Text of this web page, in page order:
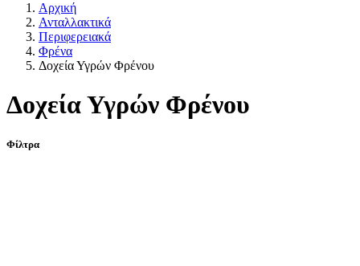
Αρχική
Ανταλλακτικά
Περιφερειακά
Φρένα
Δοχεία Υγρών Φρένου
Δοχεία Υγρών Φρένου
Φίλτρα